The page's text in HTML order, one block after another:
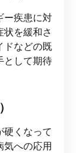
ー疾患に対
状を緩和さ
ドなどの既
として期待
硬くなって
気への応用